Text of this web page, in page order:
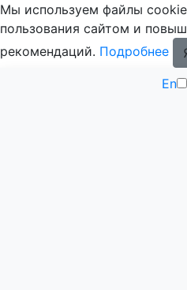
Мы используем файлы
пользования сайтом и
рекомендаций. Подробнее
En